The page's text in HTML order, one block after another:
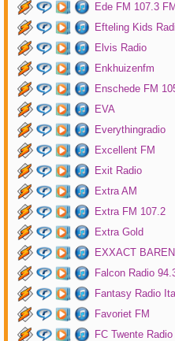
Ede FM 107.3 FM
Efteling Kids
Elvis Radio
Enkhuizenfm
Enschede FM
EVA
Everythingradio
Excellent FM
Exit Radio
Extra AM
Extra FM 107.2
Extra Gold
EXXACT
Falcon Radio
Fantasy Radio
Favoriet FM
FC Twente Radio